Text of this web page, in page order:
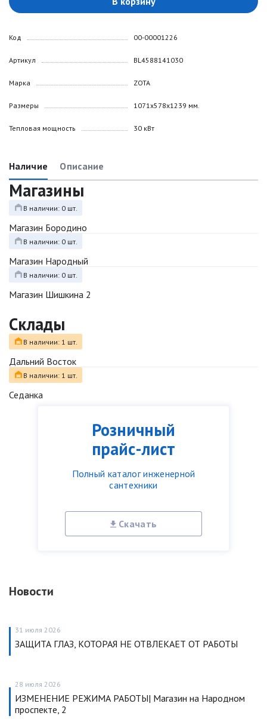
Розничный
прайс-лист
Полный каталог инженерной
сантехники
Скачать
Новости
31 июля 2026
ЗАЩИТА ГЛАЗ, КОТОРАЯ НЕ ОТВЛЕКАЕТ ОТ РАБОТЫ
28 июля 2026
ИЗМЕНЕНИЕ РЕЖИМА РАБОТЫ| Магазин на Народном
проспекте, 2
Код
Артикул
Марка
Размеры
Тепловая мощность
00-00001226
BL4588141030
ZOTA
1071х578х1239 мм.
30 кВт
Наличие Описание
Магазины
В наличии: 0 шт.
Магазин Бородино
В наличии: 0 шт.
Магазин Народный
В наличии: 0 шт.
Магазин Шишкина 2
Склады
В наличии: 1 шт.
Дальний Восток
В наличии: 1 шт.
Седанка